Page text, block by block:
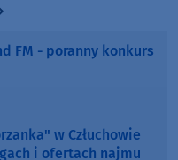
stronastrona
FM - poranny konkurs
w Człuchowie
i ofertach najmu